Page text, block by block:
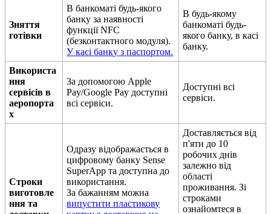
Зняття
готівки
В банкоматі будь-якого
банку за наявності
функції NFC
(безконтактного модуля).
У касі банку з паспортом.
В будь-якому
банкоматі будь-
якого банку, в касі
банку.
Використа
ння
сервісів в
аеропорта
х
За допомогою Apple
Pay/Google Pay доступні
всі сервіси.
Доступні всі
сервіси.
Строки
виготовле
ння та
Одразу відображається в
цифровому банку Sense
SuperApp та доступна до
використання.
За бажанням можна
випустити пластикову
Доставляється від
п'яти до 10
робочих днів
залежно від
області
проживання. Зі
строками
ознайомтеся в